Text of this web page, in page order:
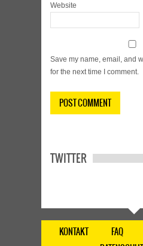
Website
Save my name, email, and
for the next time I comment.
TWITTER
KONTAKT FAQ